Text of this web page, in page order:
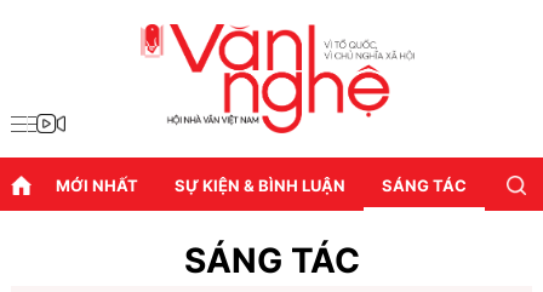
MỚI NHẤT SỰ KIỆN & BÌNH LUẬN SÁNG TÁC
SÁNG TÁC